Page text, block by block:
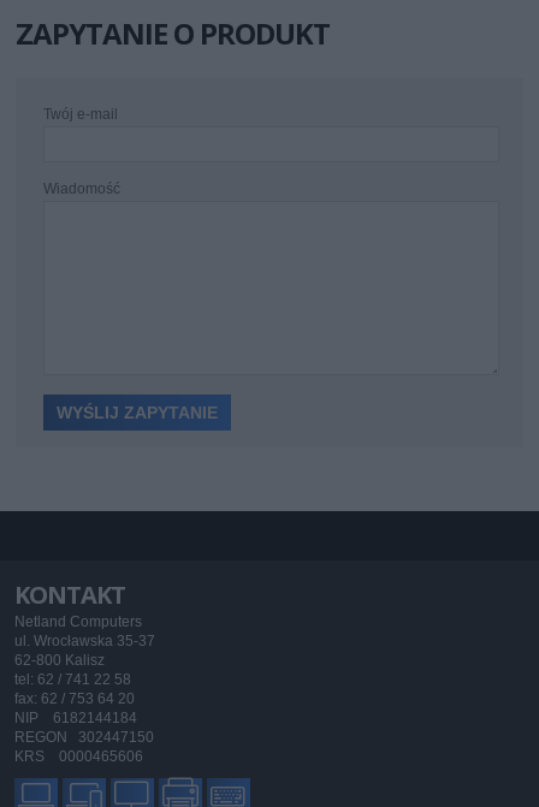
ZAPYTANIE O PRODUKT
Twój e-mail
Wiadomość
KONTAKT
Netland Computers
ul. Wrocławska 35-37
62-800 Kalisz
tel: 62 / 741 22 58
fax: 62 / 753 64 20
NIP 6182144184
REGON 302447150
KRS 0000465606